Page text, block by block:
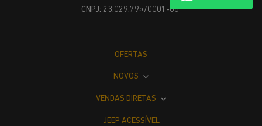
CNPJ: 23.029.795/0001-66
OFERTAS
NOVOS
VENDAS DIRETAS
JEEP ACESSÍVEL